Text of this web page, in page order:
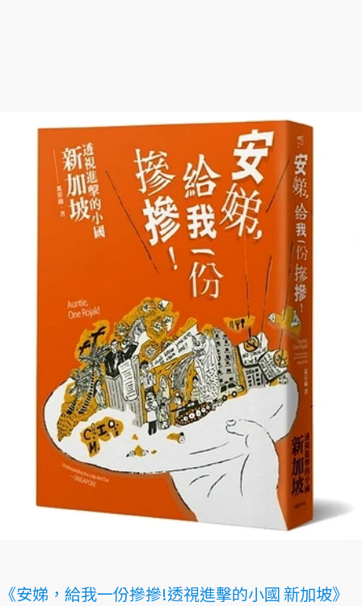
《安娣，給我一份摻摻!透視進擊的小國 新加坡》